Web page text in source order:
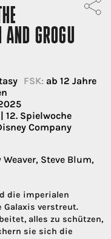
GROGU
FSK: ab 12 Jahre
12. Spielwoche
Company
Steve Blum,
die imperialen
verstreut.
alles zu schützen,
sie sich die